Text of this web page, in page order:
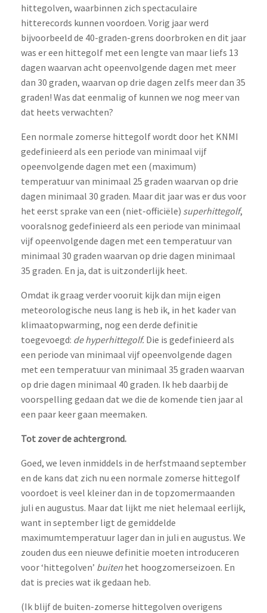
hittegolven, waarbinnen zich spectaculaire
hitterecords kunnen voordoen. Vorig jaar werd
bijvoorbeeld de 40-graden-grens doorbroken en dit jaar
was er een hittegolf met een lengte van maar liefs 13
dagen waarvan acht opeenvolgende dagen met meer
dan 30 graden, waarvan op drie dagen zelfs meer dan 35
graden! Was dat eenmalig of kunnen we nog meer van
dat heets verwachten?
Een normale zomerse hittegolf wordt door het KNMI
gedefinieerd als een periode van minimaal vijf
opeenvolgende dagen met een (maximum)
temperatuur van minimaal 25 graden waarvan op drie
dagen minimaal 30 graden. Maar dit jaar was er dus voor
het eerst sprake van een (niet-officiële) superhittegolf,
vooralsnog gedefinieerd als een periode van minimaal
vijf opeenvolgende dagen met een temperatuur van
minimaal 30 graden waarvan op drie dagen minimaal
35 graden. En ja, dat is uitzonderlijk heet.
Omdat ik graag verder vooruit kijk dan mijn eigen
meteorologische neus lang is heb ik, in het kader van
klimaatopwarming, nog een derde definitie
toegevoegd: de hyperhittegolf. Die is gedefinieerd als
een periode van minimaal vijf opeenvolgende dagen
met een temperatuur van minimaal 35 graden waarvan
op drie dagen minimaal 40 graden. Ik heb daarbij de
voorspelling gedaan dat we die de komende tien jaar al
een paar keer gaan meemaken.
Tot zover de achtergrond.
Goed, we leven inmiddels in de herfstmaand september
en de kans dat zich nu een normale zomerse hittegolf
voordoet is veel kleiner dan in de topzomermaanden
juli en augustus. Maar dat lijkt me niet helemaal eerlijk,
want in september ligt de gemiddelde
maximumtemperatuur lager dan in juli en augustus. We
zouden dus een nieuwe definitie moeten introduceren
voor ‘hittegolven’ buiten het hoogzomerseizoen. En
dat is precies wat ik gedaan heb.
(Ik blijf de buiten-zomerse hittegolven overigens